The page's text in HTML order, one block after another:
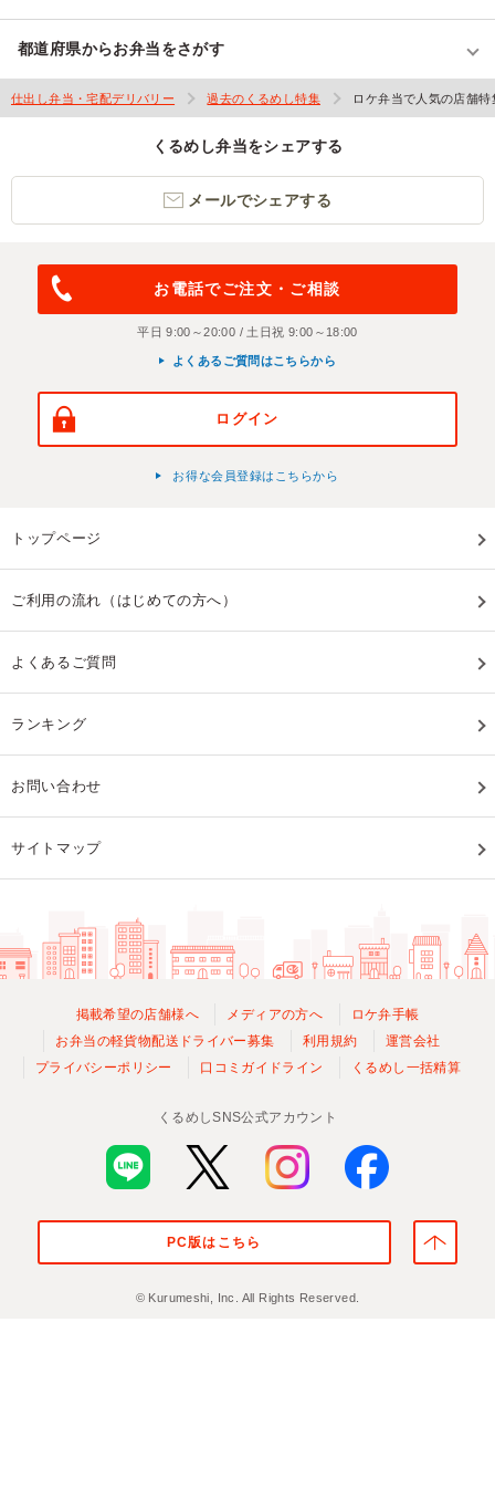
都道府県からお弁当をさがす
仕出し弁当・宅配デリバリー 過去のくるめし特集 ロケ弁当で人気の店舗特
くるめし弁当をシェアする
メールでシェアする
お電話でご注文・ご相談
平日 9:00～20:00 / 土日祝 9:00～18:00
よくあるご質問はこちらから
ログイン
お得な会員登録はこちらから
トップページ
ご利用の流れ（はじめての方へ）
よくあるご質問
ランキング
お問い合わせ
サイトマップ
掲載希望の店舗様へ メディアの方へ
ロケ弁手帳
お弁当の軽貨物配送ドライバー募集
利用規約
運営会社
プライバシーポリシー
口コミガイドライン くるめし一括精算
くるめしSNS公式アカウント
PC版はこちら
© Kurumeshi, Inc. All Rights Reserved.